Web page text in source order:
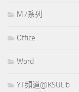
M7系列
Office
Word
YT頻道@KSULib